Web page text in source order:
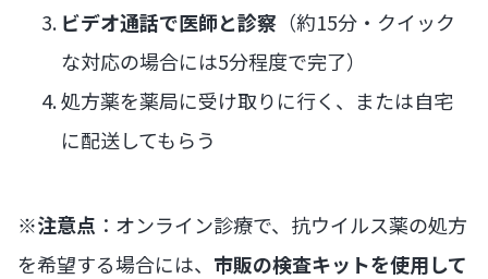
ビデオ通話で医師と診察 （約15分・クイック
な対応の場合には5分程度で完了）
処方薬を薬局に受け取りに行く、または自宅
に配送してもらう
※注意点 ：オンライン診療で、抗ウイルス薬の処方
を希望する場合には、 市販の検査キットを使用して